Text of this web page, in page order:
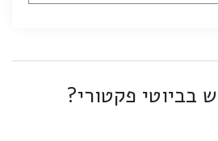
בביוטי פקטורי?